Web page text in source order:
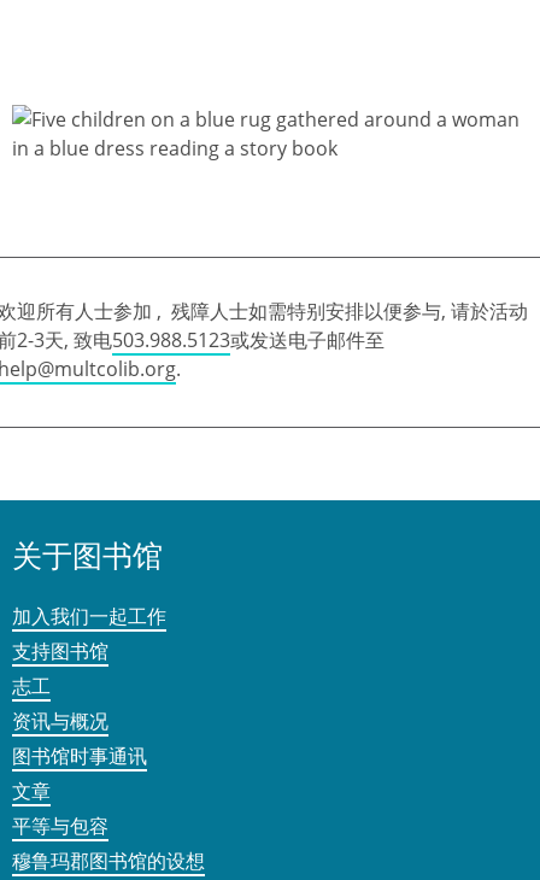
迎所有人士参加 , 残障人士如需特别安排以便参与, 请於活动
2-3天, 致电503.988.5123或发送电子邮件至
.
关于图书馆
加入我们一起工作
支持图书馆
志工
资讯与概况
图书馆时事通讯
文章
平等与包容
穆鲁玛郡图书馆的设想